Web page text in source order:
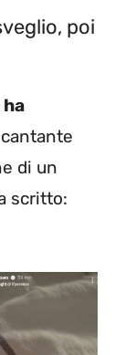
poi
ha
di un
scritto: